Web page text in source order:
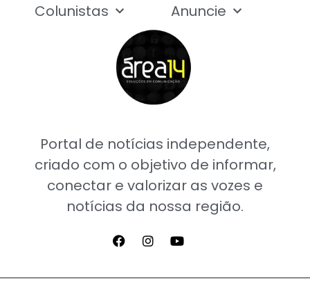
Portal de notícias independente,
criado com o objetivo de informar,
conectar e valorizar as vozes e
notícias da nossa região.
Colunistas
Anuncie